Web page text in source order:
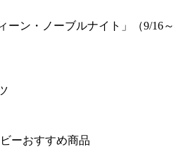
ーン・ノーブルナイト」（9/16～
ーおすすめ商品